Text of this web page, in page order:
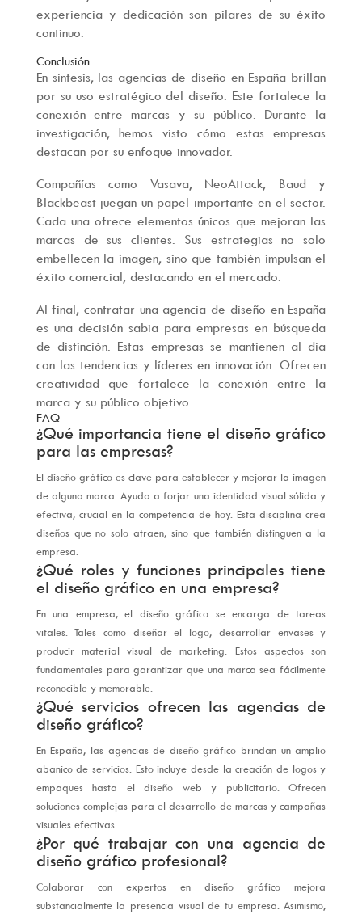
experiencia y dedicación son pilares de su éxito
continuo.
Conclusión
En síntesis, las agencias de diseño en España brillan
por su uso estratégico del diseño. Este fortalece la
conexión entre marcas y su público. Durante la
investigación, hemos visto cómo estas empresas
destacan por su enfoque innovador.
Compañías como Vasava, NeoAttack, Baud y
Blackbeast juegan un papel importante en el sector.
Cada una ofrece elementos únicos que mejoran las
marcas de sus clientes. Sus estrategias no solo
embellecen la imagen, sino que también impulsan el
éxito comercial, destacando en el mercado.
Al final, contratar una agencia de diseño en España
es una decisión sabia para empresas en búsqueda
de distinción. Estas empresas se mantienen al día
con las tendencias y líderes en innovación. Ofrecen
creatividad que fortalece la conexión entre la
marca y su público objetivo.
FAQ
¿Qué importancia tiene el diseño gráfico
para las empresas?
El diseño gráfico es clave para establecer y mejorar la imagen
de alguna marca. Ayuda a forjar una identidad visual sólida y
efectiva, crucial en la competencia de hoy. Esta disciplina crea
diseños que no solo atraen, sino que también distinguen a la
empresa.
¿Qué roles y funciones principales tiene
el diseño gráfico en una empresa?
En una empresa, el diseño gráfico se encarga de tareas
vitales. Tales como diseñar el logo, desarrollar envases y
producir material visual de marketing. Estos aspectos son
fundamentales para garantizar que una marca sea fácilmente
reconocible y memorable.
¿Qué servicios ofrecen las agencias de
diseño gráfico?
En España, las agencias de diseño gráfico brindan un amplio
abanico de servicios. Esto incluye desde la creación de logos y
empaques hasta el diseño web y publicitario. Ofrecen
soluciones complejas para el desarrollo de marcas y campañas
visuales efectivas.
¿Por qué trabajar con una agencia de
diseño gráfico profesional?
Colaborar con expertos en diseño gráfico mejora
substancialmente la presencia visual de tu empresa. Asimismo,